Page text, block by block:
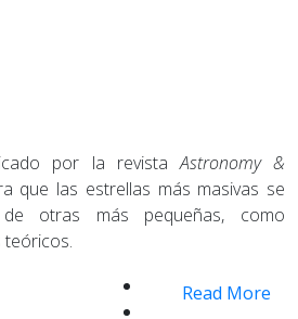
por la revistaAstronomy &
que las estrellas más masivas se
otras más pequeñas, como
teóricos.
Read More